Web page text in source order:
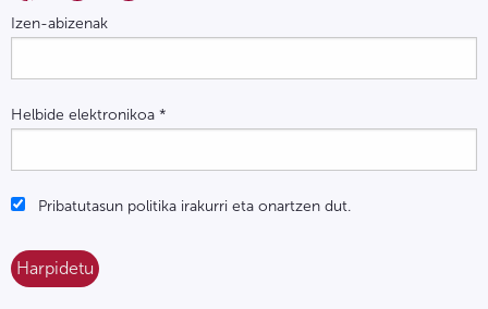
Izen-abizenak
Helbide elektronikoa *
Pribatutasun politika irakurri eta onartzen dut.